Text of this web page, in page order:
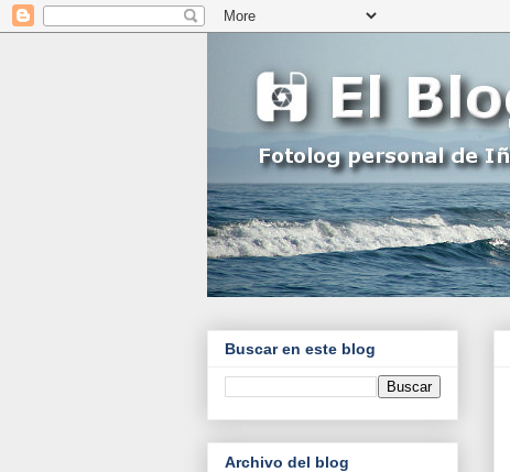
Buscar en este blog
Archivo del blog